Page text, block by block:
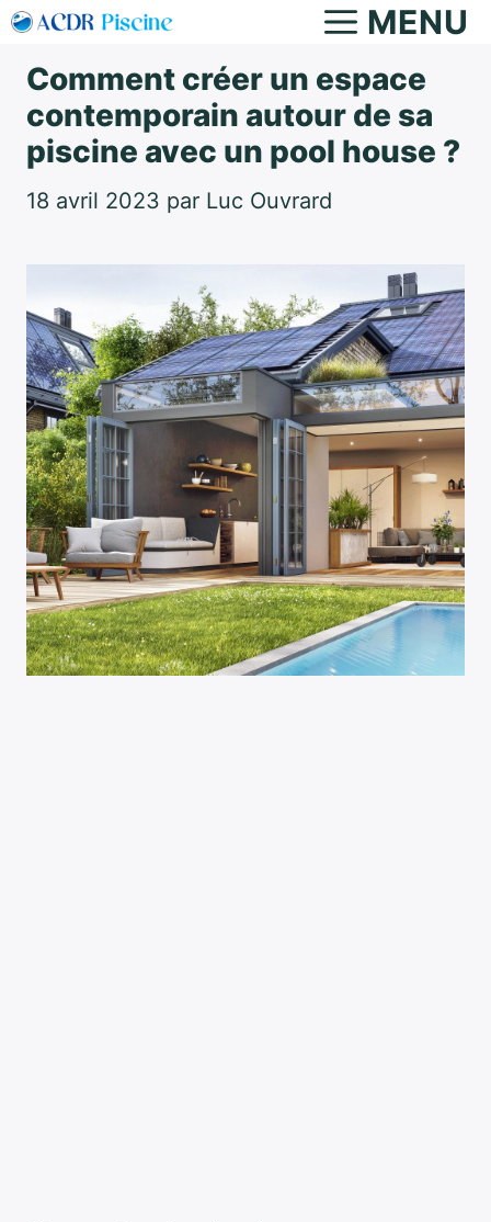
Aller
contenu
MENU
Comment créer un espace
contemporain autour de sa
piscine avec un pool house ?
18 avril 2023 par Luc Ouvrard